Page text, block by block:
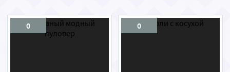
0 0